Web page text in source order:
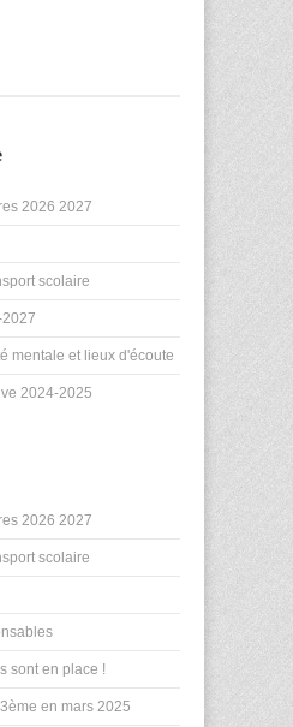
2026 2027
scolaire
2027
mentale et lieux d'écoute
2024-2025
2026 2027
scolaire
sont en place !
en mars 2025